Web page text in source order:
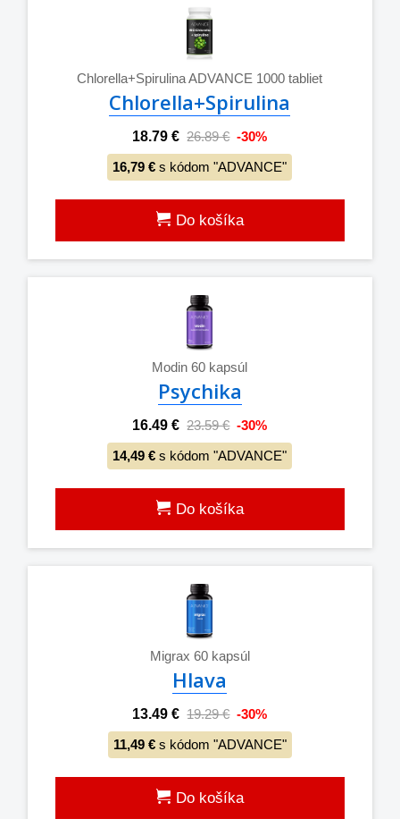
Chlorella+Spirulina ADVANCE 1000 tabliet
Chlorella+Spirulina
18.79 € 26.89 € -30%
16,79 € s kódom "ADVANCE"
Do košíka
Modin 60 kapsúl
Psychika
16.49 € 23.59 € -30%
14,49 € s kódom "ADVANCE"
Do košíka
Migrax 60 kapsúl
Hlava
13.49 € 19.29 € -30%
11,49 €s kódom "ADVANCE"
Do košíka